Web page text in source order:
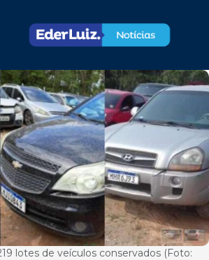
lotes de veículos conservados (Foto: